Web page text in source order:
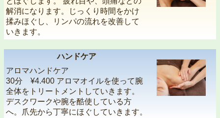
解消になります。じっくり時間をかけ
揉みほぐし、リンパの流れを改善して
いきます。
ハンドケア
アロマハンドケア
30分 ¥4.400 アロマオイルを使って腕
全体をトリートメントしていきます。
デスクワークや腕を酷使している方
へ。爪先から丁寧にほぐしていきます。